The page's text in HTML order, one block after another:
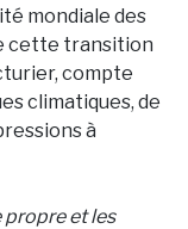
mondiale des
cette transition
compte
climatiques, de
à
et les